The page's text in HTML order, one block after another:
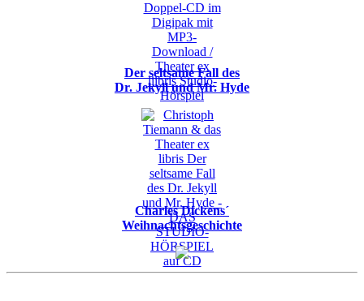
Der seltsame Fall des
Dr. Jekyll und Mr. Hyde
Charles Dickens´
Weihnachtsgeschichte